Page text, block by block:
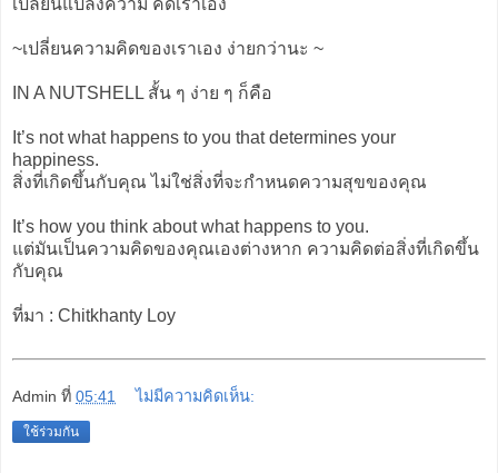
~เปลี่ยนความคิดของเราเอง ง่ายกว่านะ ~
IN A NUTSHELL สั้น ๆ ง่าย ๆ ก็คือ
It’s not what happens to you that determines your
happiness.
สิ่งที่เกิดขึ้นกับคุณ ไม่ใช่สิ่งที่จะกำหนดความสุขของคุณ
It’s how you think about what happens to you.
แต่มันเป็นความคิดของคุณเองต่างหาก ความคิดต่อสิ่งที่เกิดขึ้น
กับคุณ
ที่มา : Chitkhanty Loy
Admin ที่ 05:41 ไม่มีความคิดเห็น:
ใช้ร่วมกัน